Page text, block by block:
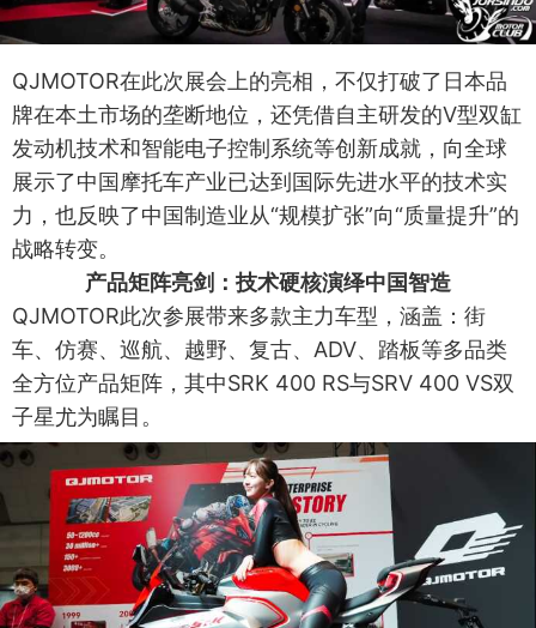
QJMOTOR在此次展会上的亮相，不仅打破了日本品
牌在本土市场的垄断地位，还凭借自主研发的V型双缸
发动机技术和智能电子控制系统等创新成就，向全球
展示了中国摩托车产业已达到国际先进水平的技术实
力，也反映了中国制造业从“规模扩张”向“质量提升”的
战略转变。
产品矩阵亮剑：技术硬核演绎中国智造
QJMOTOR此次参展带来多款主力车型，涵盖：街
车、仿赛、巡航、越野、复古、ADV、踏板等多品类
全方位产品矩阵，其中SRK 400 RS与SRV 400 VS双
子星尤为瞩目。